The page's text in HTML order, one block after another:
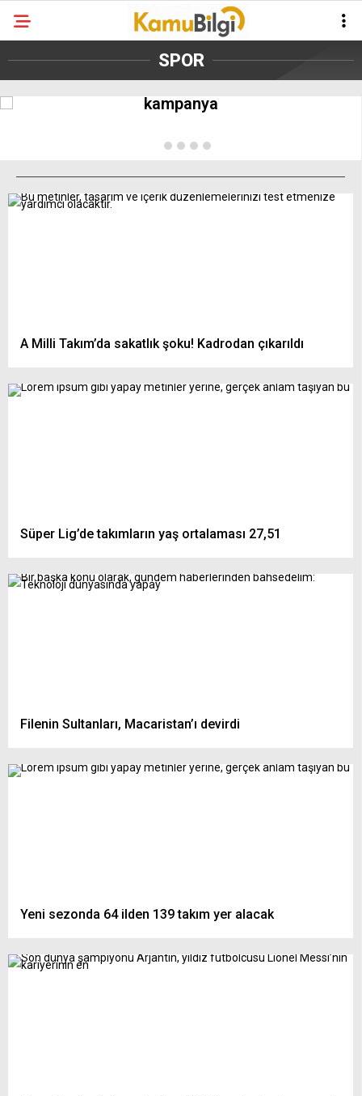
SPOR
Anlamlı kampanya
Devler Ligi finalinde depremzedeler için
kampanya
A Milli Takım’da sakatlık şoku! Kadrodan çıkarıldı
Süper Lig’de takımların yaş ortalaması 27,51
Filenin Sultanları, Macaristan’ı devirdi
Yeni sezonda 64 ilden 139 takım yer alacak